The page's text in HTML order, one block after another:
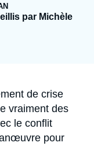
par Michèle
de crise
vraiment des
le conflit
pour